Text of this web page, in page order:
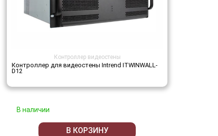
Контроллер видеостены
Контроллер для видеостены Intrend ITWINWALL-
D12
В наличии
В КОРЗИНУ